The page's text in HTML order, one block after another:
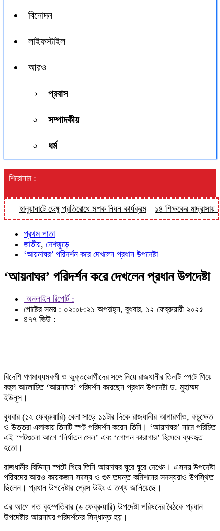
বিনোদন
লাইফস্টাইল
আরও
প্রবাস
সম্পাদকীয়
ধর্ম
শিরোনাম :
হালুয়াঘাটে ডেঙ্গু প্রতিরোধে মশক নিধন কার্যক্রম ১৪ শিক্ষকের মাদ্রাসায় ৫
প্রথম পাতা
জাতীয়, দেশজুড়ে
‘আয়নাঘর’ পরিদর্শন করে দেখলেন প্রধান উপদেষ্টা
‘আয়নাঘর’ পরিদর্শন করে দেখলেন প্রধান উপদেষ্টা
অনলাইন রিপোর্ট :
পোষ্টের সময় : ০২:০৮:২১ অপরাহ্ন, বুধবার, ১২ ফেব্রুয়ারী ২০২৫
৪৭৭ ভিউ :
বিদেশি গণমাধ্যমকর্মী ও ভুক্তভোগীদের সঙ্গে নিয়ে রাজধানীর তিনটি স্পটে গিয়ে
বহুল আলোচিত ‘আয়নাঘর’ পরিদর্শন করেছেন প্রধান উপদেষ্টা ড. মুহাম্মদ
ইউনূস।
বুধবার (১২ ফেব্রুয়ারি) বেলা সাড়ে ১১টার দিকে রাজধানীর আগারগাঁও, কচুক্ষেত
ও উত্তরা এলাকায় তিনটি স্পট পরিদর্শন করেন তিনি। ‘আয়নাঘর’ নামে পরিচিত
এই স্পটগুলো আগে ‘নির্যাতন সেল’ এবং ‘গোপন কারাগার’ হিসেবে ব্যবহৃত
হতো।
রাজধানীর বিভিন্ন স্পটে গিয়ে তিনি আয়নাঘর ঘুরে ঘুরে দেখেন। এসময় উপদেষ্টা
পরিষদের আরও কয়েকজন সদস্য ও গুম তদন্ত কমিশনের সদস্যরাও উপস্থিত
ছিলেন। প্রধান উপদেষ্টার প্রেস উইং এ তথ্য জানিয়েছে।
এর আগে গত বৃহস্পতিবার (৬ ফেব্রুয়ারি) উপদেষ্টা পরিষদের বৈঠকে প্রধান
উপদেষ্টার আয়নাঘর পরিদর্শনের সিদ্ধান্ত হয়।